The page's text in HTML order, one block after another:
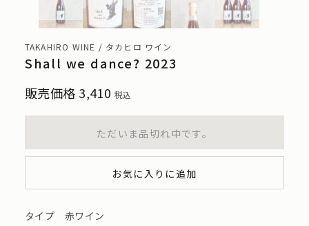
TAKAHIRO WINE / タカヒロ ワイン
Shall we dance? 2023
販売価格 3,410 税込
ただいま品切れ中です。
お気に入りに追加
タイプ 赤ワイン